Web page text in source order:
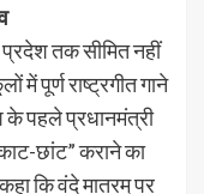
तक सीमित नहीं
में पूर्ण राष्ट्रगीत गाने
के पहले प्रधानमंत्री
छांट” कराने का
कि वंदे मातरम् पर